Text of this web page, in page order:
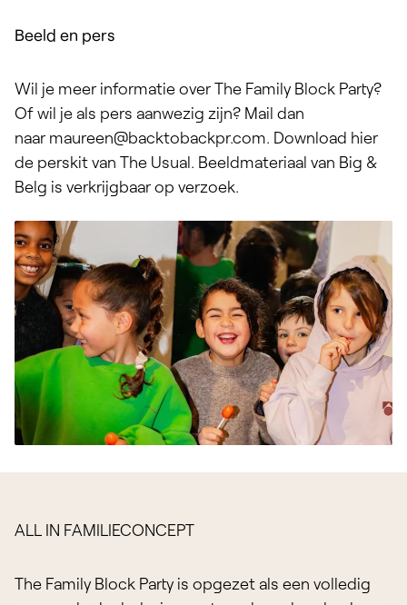
Beeld en pers
Wil je meer informatie over The Family Block Party?
Of wil je als pers aanwezig zijn? Mail dan
naar maureen@backtobackpr.com. Download hier
de perskit van The Usual. Beeldmateriaal van Big &
Belg is verkrijgbaar op verzoek.
ALL IN FAMILIECONCEPT
The Family Block Party is opgezet als een volledig